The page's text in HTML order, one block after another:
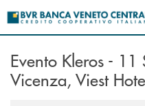
Evento Kleros -
Vicenza, Viest